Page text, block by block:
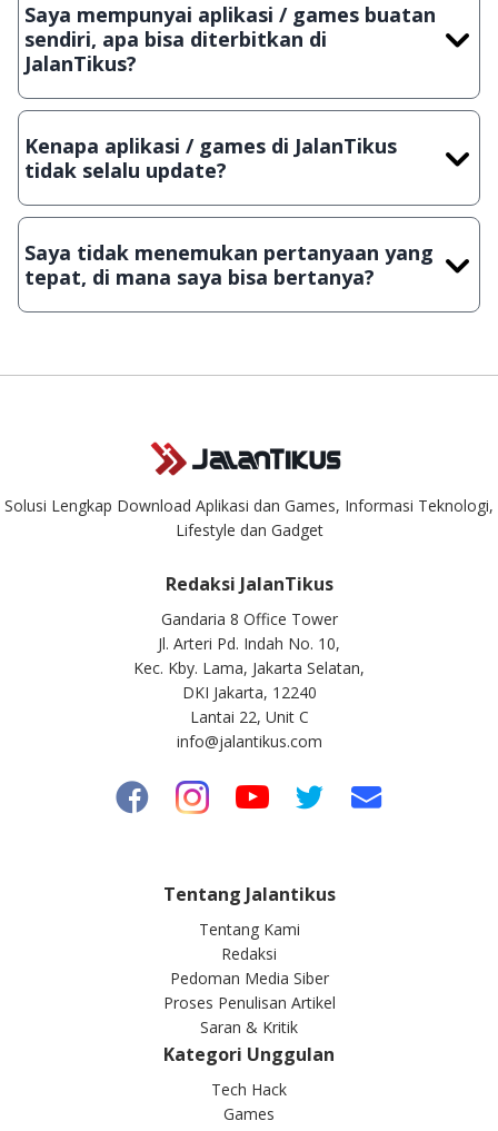
hanya bisa digunakan dalam jangka waktu tertentu dan jika
ingin lanjut menggunakannya kamu harus membeli lisensi
aslinya.
Saya mempunyai aplikasi / games buatan
sendiri, apa bisa diterbitkan di
JalanTikus?
Tentu saja bisa. Silahkan kirim email keinfo@jalantikus.com
Lampiran File instalasi / (APK) jika Android
Kenapa aplikasi / games di JalanTikus
tidak selalu update?
Demi menjaga kualitas aplikasi dan games yang ada di
download secara manual, sehingga kuota sebesar ribuan
aplikasi & games tidak dapat tercapai dalam waktu yang
singkat.
Saya tidak menemukan pertanyaan yang
tepat, di mana saya bisa bertanya?
Kami dengan senang hati menjawab setiap pertanyaan yang
Solusi Lengkap Download Aplikasi dan Games, Informasi Teknologi,
Lifestyle dan Gadget
Redaksi JalanTikus
Gandaria 8 Office Tower
Jl. Arteri Pd. Indah No. 10,
Kec. Kby. Lama, Jakarta Selatan,
DKI Jakarta, 12240
Lantai 22, Unit C
info@jalantikus.com
Tentang Jalantikus
Tentang Kami
Redaksi
Pedoman Media Siber
Proses Penulisan Artikel
Saran & Kritik
Kategori Unggulan
Tech Hack
Games